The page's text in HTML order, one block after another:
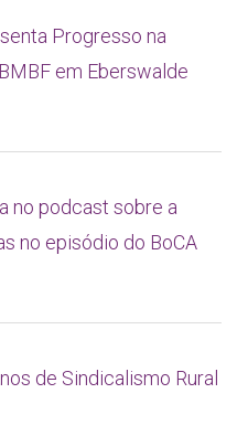
Progresso na
em Eberswalde
no podcast sobre a
no episódio do BoCA
de Sindicalismo Rural